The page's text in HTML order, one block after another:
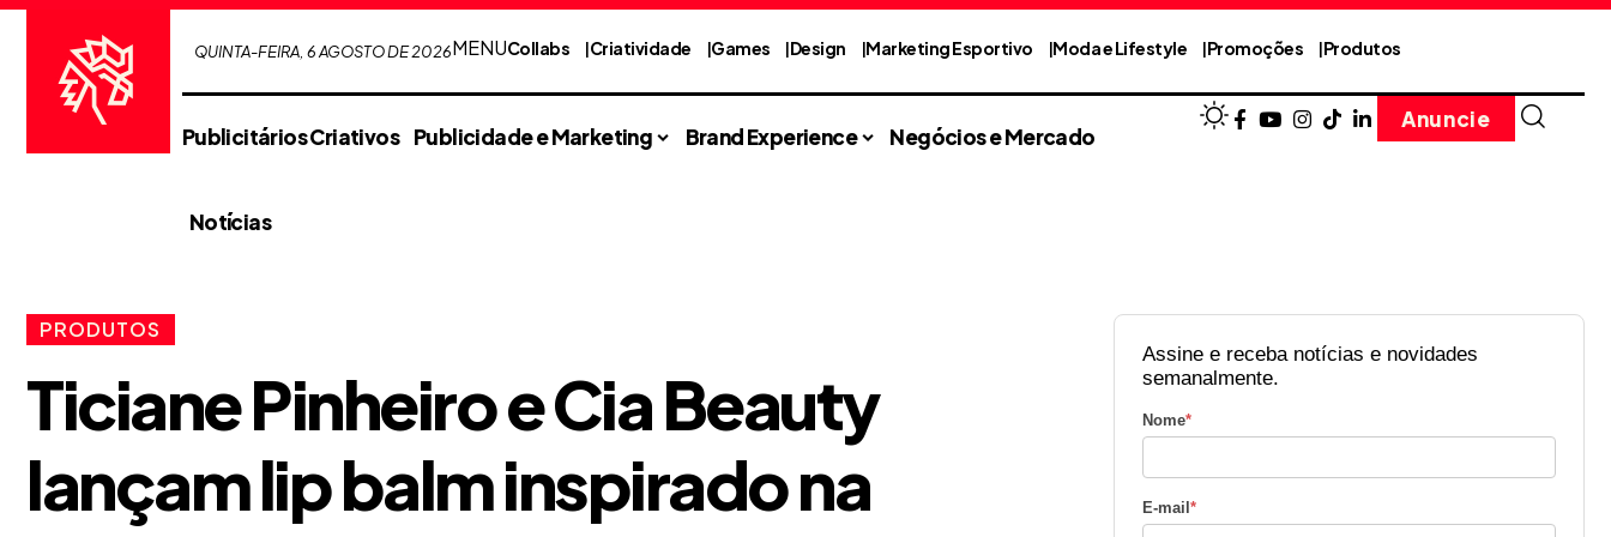
QUINTA-FEIRA, 6 AGOSTO DE 2026MENUCollabs Criatividade Games Design Marketing Esportivo Moda e Lifestyle Promoções Produtos
Publicitários Criativos Publicidade e Marketing Brand Experience Negócios e Mercado
Notícias
Anuncie
PRODUTOS
Ticiane Pinheiro e Cia Beauty
lançam lip balm inspirado na
Assine e receba notícias e novidades
semanalmente.
Nome*
E-mail *